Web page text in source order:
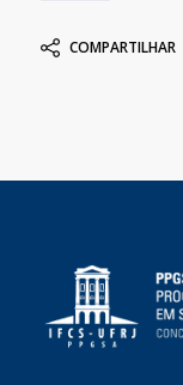
COMPARTILHAR